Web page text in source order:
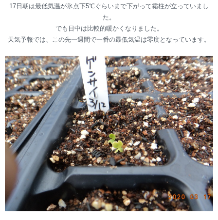
17日朝は最低気温が氷点下5℃ぐらいまで下がって霜柱が立っていまし
た。
でも日中は比較的暖かくなりました。
天気予報では、この先一週間で一番の最低気温は零度となっています。